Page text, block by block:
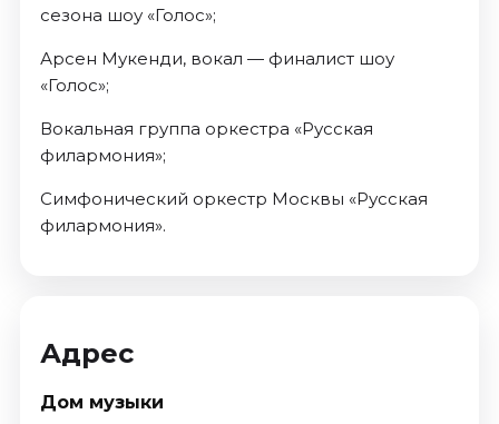
сезона шоу «Голос»;
Арсен Мукенди, вокал — финалист шоу
«Голос»;
Вокальная группа оркестра «Русская
филармония»;
Симфонический оркестр Москвы «Русская
филармония».
Адрес
Дом музыки